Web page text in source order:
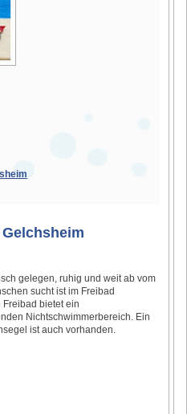
gelegen, ruhig und weit ab vom
sucht ist im Freibad
bietet ein
Nichtschwimmerbereich. Ein
ist auch vorhanden.